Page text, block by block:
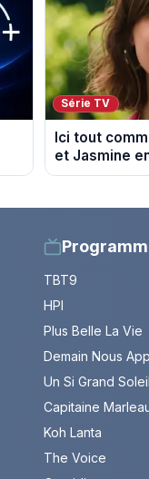
Série TV
Ici tout
et Jasmine
du 7 août
TBT9
HPI
Plus Belle La Vie
Demain Nous
Un Si Grand Soleil
Capitaine
Koh Lanta
The Voice